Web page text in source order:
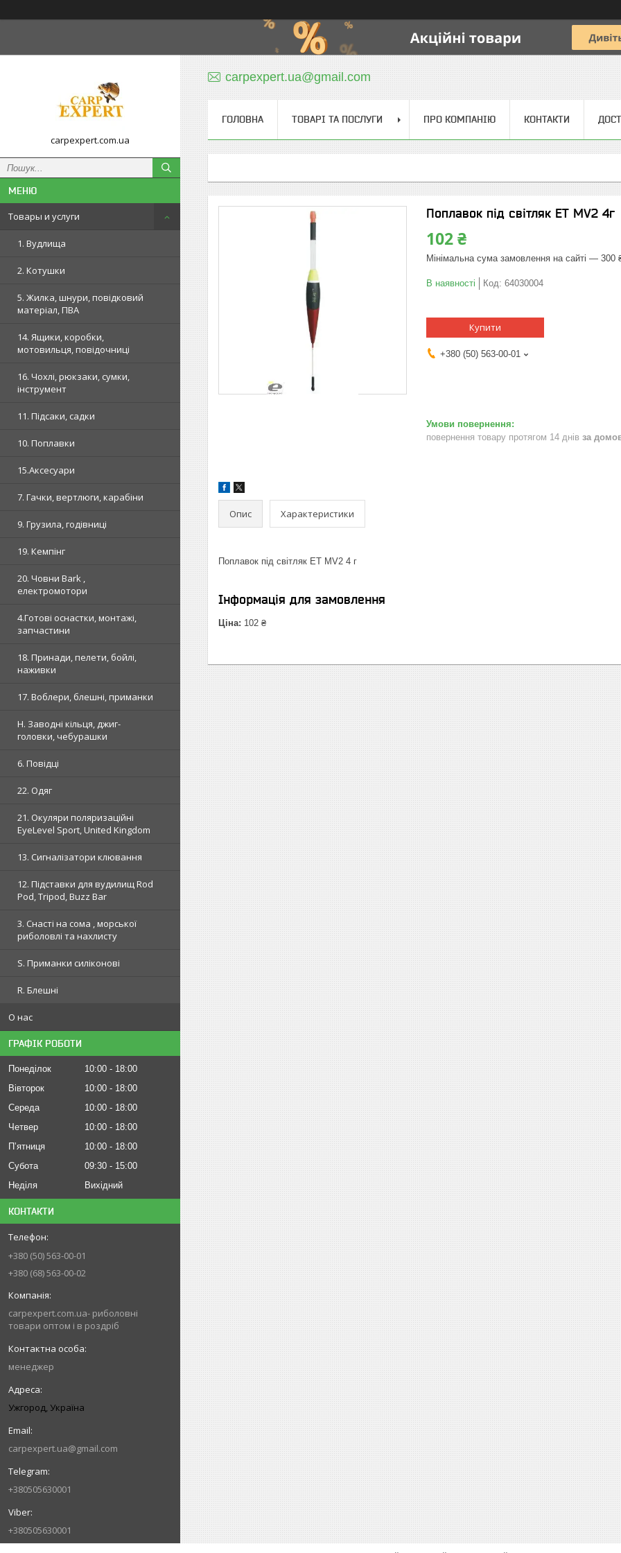
carpexpert.com.ua
Товары и услуги
1. Вудлища
2. Котушки
5. Жилка, шнури, повідковий
матеріал, ПВА
14. Ящики, коробки,
мотовильця, повідочниці
16. Чохлі, рюкзаки, сумки,
інструмент
11. Підсаки, садки
10. Поплавки
15.Аксесуари
7. Гачки, вертлюги, карабіни
9. Грузила, годівниці
19. Кемпінг
20. Човни Bark ,
електромотори
4.Готові оснастки, монтажі,
запчастини
18. Принади, пелети, бойлі,
наживки
17. Воблери, блешні, приманки
H. Заводні кільця, джиг-
головки, чебурашки
6. Повідці
22. Одяг
21. Окуляри поляризаційні
EyeLevel Sport, United Kingdom
13. Сигналізатори клювання
12. Підставки для вудилищ Rod
Pod, Tripod, Buzz Bar
3. Снасті на сома , морської
риболовлі та нахлисту
S. Приманки силіконові
R. Блешні
О нас
ГРАФІК РОБОТИ
Понеділок 10:00
18:00
Вівторок
10:00
18:00
Середа
10:00
18:00
Четвер
10:00
18:00
Пʼятниця
10:00
18:00
Субота
09:30
15:00
Неділя
Вихідний
КОНТАКТИ
+380 (50) 563-00-01
+380 (68) 563-00-02
carpexpert.com.ua- риболовні
товари оптом і в роздріб
менеджер
Ужгород, Україна
carpexpert.ua@gmail.com
+380505630001
+380505630001
carpexpert.ua@gmail.com
ГОЛОВНА ТОВАРІ ТА ПОСЛУГИ ПРО КОМПАНІЮ КОНТАКТИ
Поплавок під світляк ЕТ MV2 4г
102 ₴
Мінімальна сума замовлення на сайті — 300
В наявності Код: 64030004
Купити
+380 (50) 563-00-01
повернення товару протягом 14 днів за
Опис Характеристики
Поплавок під світляк ЕТ MV2 4 г
Інформація для замовлення
Ціна: 102 ₴